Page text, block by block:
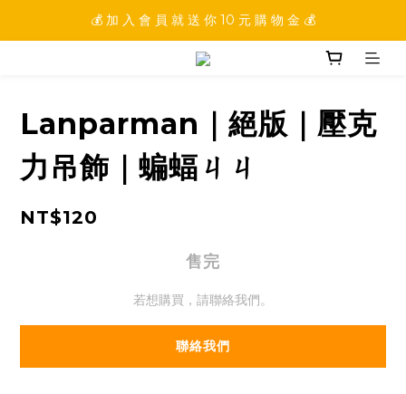
💰 加 入 會 員 就 送 你 10 元 購 物 金 💰
💰 加 入 會 員 就 送 你 10 元 購 物 金 💰
💰 填 寫 完 整 會 員 資 訊 再 送 點 數 22222 點 💰
Lanparman｜絕版｜壓克
力吊飾｜蝙蝠ㄐㄐ
NT$120
售完
若想購買，請聯絡我們。
聯絡我們